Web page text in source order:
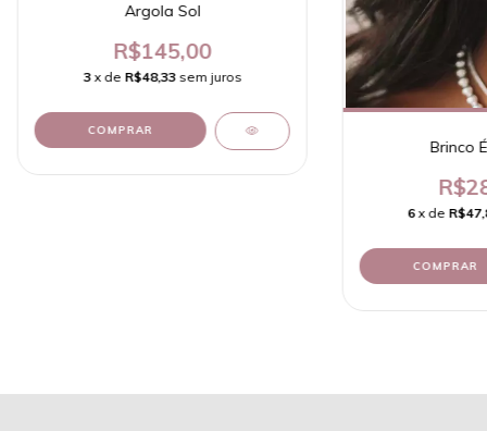
Argola Sol
R$145,00
3 x de R$48,33 sem juros
COMPRAR
Brinco
6 x de
COMPRAR